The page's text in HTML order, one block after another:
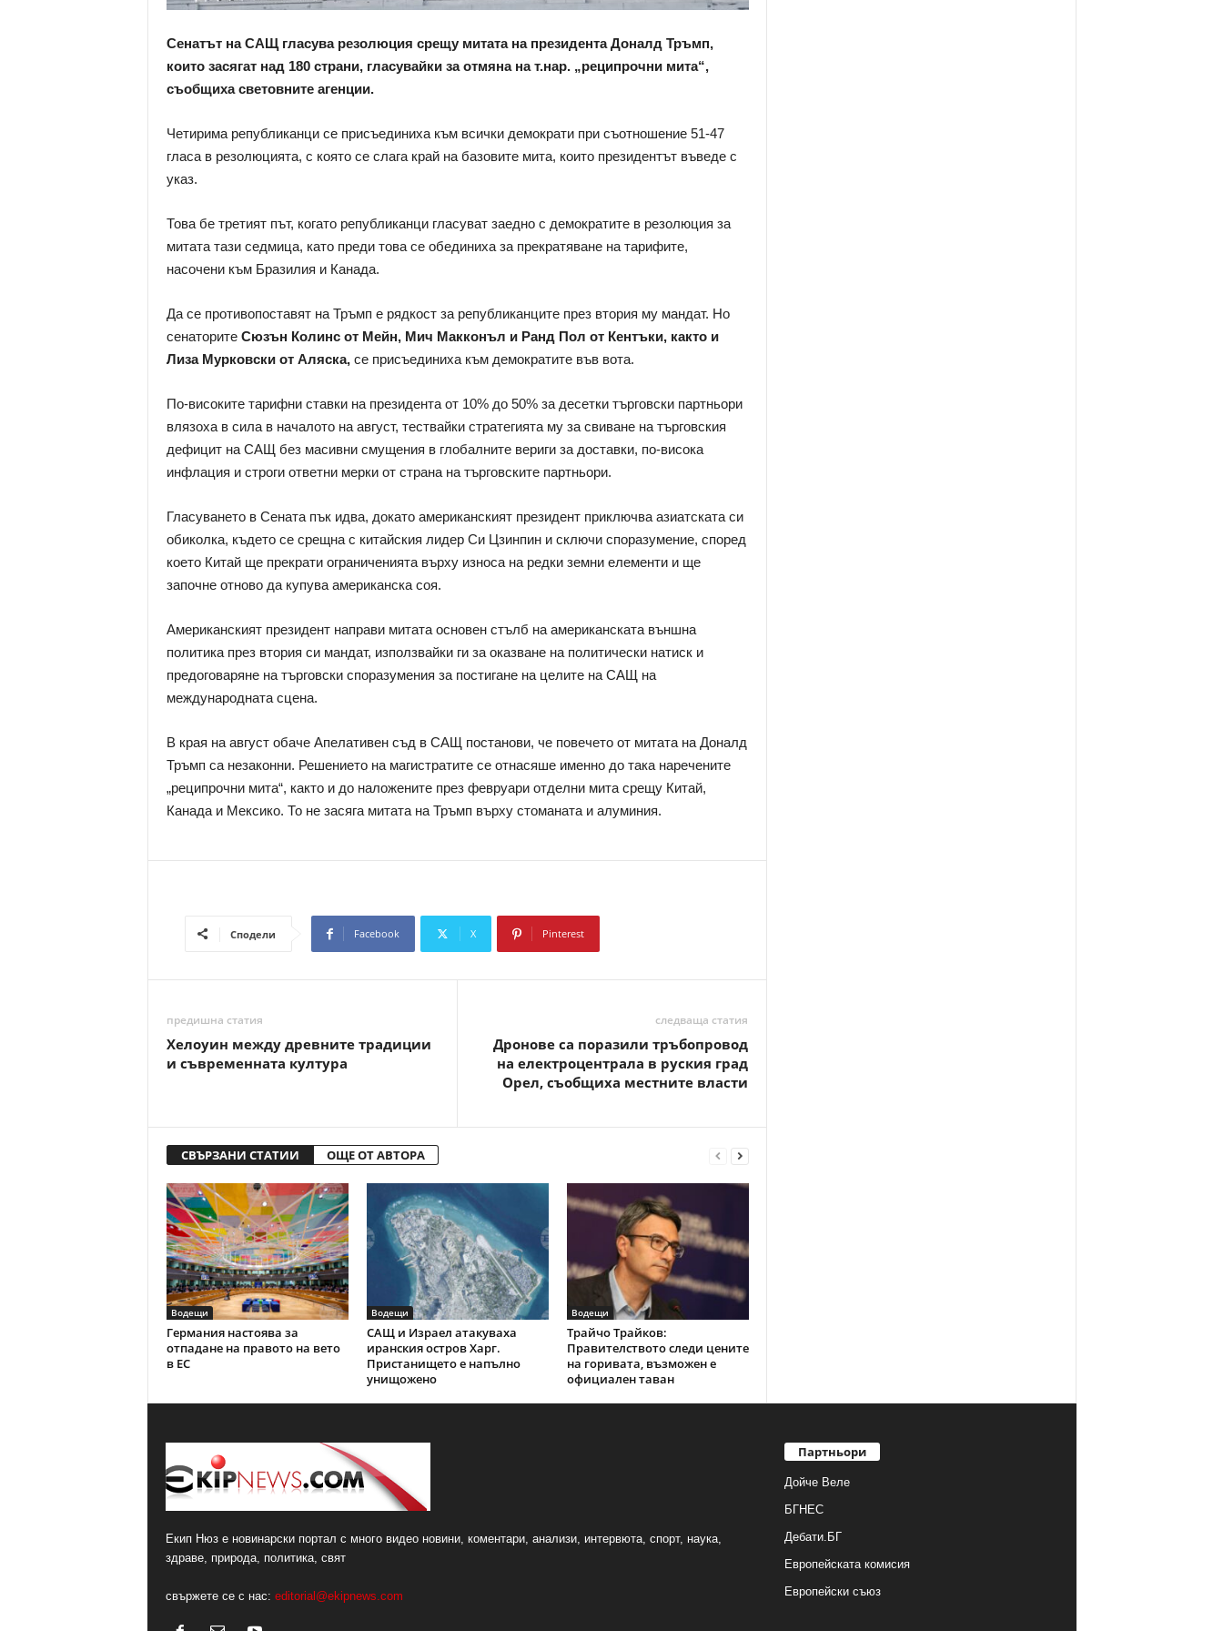
Сенатът на САЩ гласува резолюция срещу митата на президента Доналд Тръмп,
които засягат над 180 страни, гласувайки за отмяна на т.нар. „реципрочни мита“,
съобщиха световните агенции.
Четирима републиканци се присъединиха към всички демократи при съотношение 51-47
гласа в резолюцията, с която се слага край на базовите мита, които президентът въведе с
указ.
Това бе третият път, когато републиканци гласуват заедно с демократите в резолюция за
митата тази седмица, като преди това се обединиха за прекратяване на тарифите,
насочени към Бразилия и Канада.
Да се противопоставят на Тръмп е рядкост за републиканците през втория му мандат. Но
сенаторите Сюзън Колинс от Мейн, Мич Макконъл и Ранд Пол от Кентъки, както и
Лиза Мурковски от Аляска,се присъединиха към демократите във вота.
По-високите тарифни ставки на президента от 10% до 50% за десетки търговски партньори
влязоха в сила в началото на август, тествайки стратегията му за свиване на търговския
дефицит на САЩ без масивни смущения в глобалните вериги за доставки, по-висока
инфлация и строги ответни мерки от страна на търговските партньори.
Гласуването в Сената пък идва, докато американският президент приключва азиатската си
обиколка, където се срещна с китайския лидер Си Цзинпин и сключи споразумение, според
което Китай ще прекрати ограниченията върху износа на редки земни елементи и ще
започне отново да купува американска соя.
Американският президент направи митата основен стълб на американската външна
политика през втория си мандат, използвайки ги за оказване на политически натиск и
предоговаряне на търговски споразумения за постигане на целите на САЩ на
международната сцена.
В края на август обаче Апелативен съд в САЩ постанови, че повечето от митата на Доналд
Тръмп са незаконни. Решението на магистратите се отнасяше именно до така наречените
„реципрочни мита“, както и до наложените през февруари отделни мита срещу Китай,
Канада и Мексико. То не засяга митата на Тръмп върху стоманата и алуминия.
Сподели Facebook X Pinterest
предишна статия
Хелоуин между древните традиции
и съвременната култура
следваща статия
Дронове са поразили тръбопровод
на електроцентрала в руския град
Орел, съобщиха местните власти
СВЪРЗАНИ СТАТИИ ОЩЕ ОТ АВТОРА
Водещи
Германия настоява за
отпадане на правото на вето
в ЕС
Водещи
САЩ и Израел атакуваха
иранския остров Харг.
Пристанището е напълно
унищожено
Водещи
Трайчо Трайков:
Правителството следи цените
на горивата, възможен е
официален таван
Екип Нюз е новинарски портал с много видео новини, коментари, анализи, интервюта, спорт, наука,
здраве, природа, политика, свят
свържете се с нас: editorial@ekipnews.com
Партньори
Дойче Веле
БГНЕС
Дебати.БГ
Европейската комисия
Европейски съюз